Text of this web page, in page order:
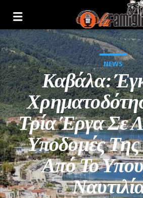
Current Track
NEWS
Καβάλα:
Τρία Έργα Σε
Υποδομές
Από Το